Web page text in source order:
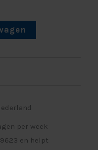
per week
en helpt